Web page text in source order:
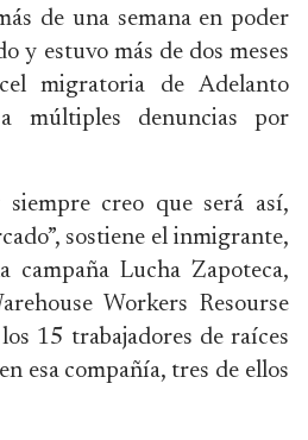
de una semana en poder
y estuvo más de dos meses
migratoria de Adelanto
múltiples denuncias por
creo que será así,
sostiene el inmigrante,
campaña Lucha Zapoteca,
Workers Resourse
15 trabajadores de raíces
esa compañía, tres de ellos